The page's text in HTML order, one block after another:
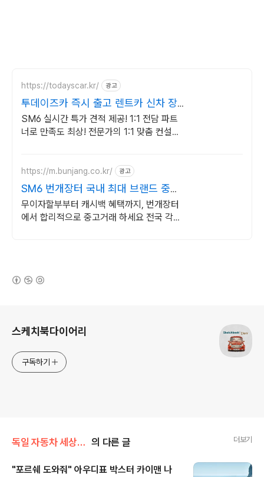
https://todayscar.kr/ 광고
투데이즈카 즉시 출고 렌트카 신차 장
기렌트 특가
SM6 실시간 특가 견적 제공! 1:1 전담 파트
너로 만족도 최상! 전문가의 1:1 맞춤 컨설팅
https://m.bunjang.co.kr/ 광고
SM6 번개장터 국내 최대 브랜드 중고
거래
무이자할부부터 캐시백 혜택까지, 번개장터
에서 합리적으로 중고거래 하세요 전국 각지
스케치북다이어리
구독하기
독일 자동차 세상/獨 자동차 잡지가 전해주는 최신 소식과 비교평가기 의 다른 글 더보기
"포르쉐 도와줘" 아우디표 박스터 카이맨 나